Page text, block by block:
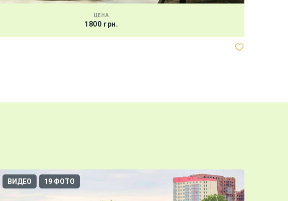
ЦЕНА
1800 грн.
ВИДЕО 19 ФОТО